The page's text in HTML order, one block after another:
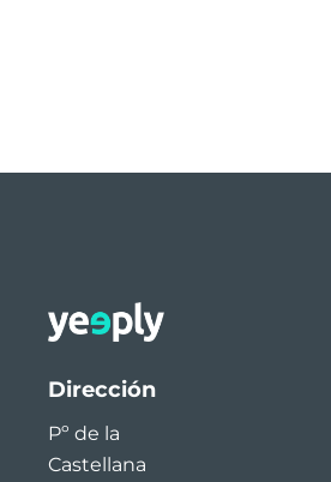
Dirección
Pº de la
Castellana